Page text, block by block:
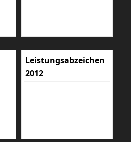
Leistungsabzeichen
2012